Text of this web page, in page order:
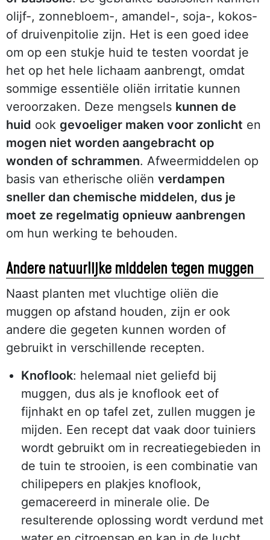
olijf-, zonnebloem-, amandel-, soja-, kokos-
of druivenpitolie zijn. Het is een goed idee
om op een stukje huid te testen voordat je
het op het hele lichaam aanbrengt, omdat
sommige essentiële oliën irritatie kunnen
veroorzaken. Deze mengsels kunnen de
huid ook gevoeliger maken voor zonlicht en
mogen niet worden aangebracht op
wonden of schrammen. Afweermiddelen op
basis van etherische oliën verdampen
sneller dan chemische middelen, dus je
moet ze regelmatig opnieuw aanbrengen
om hun werking te behouden.
Andere natuurlijke middelen tegen muggen
Naast planten met vluchtige oliën die
muggen op afstand houden, zijn er ook
andere die gegeten kunnen worden of
gebruikt in verschillende recepten.
Knoflook: helemaal niet geliefd bij
muggen, dus als je knoflook eet of
fijnhakt en op tafel zet, zullen muggen je
mijden. Een recept dat vaak door tuiniers
wordt gebruikt om in recreatiegebieden in
de tuin te strooien, is een combinatie van
chilipepers en plakjes knoflook,
gemacereerd in minerale olie. De
resulterende oplossing wordt verdund met